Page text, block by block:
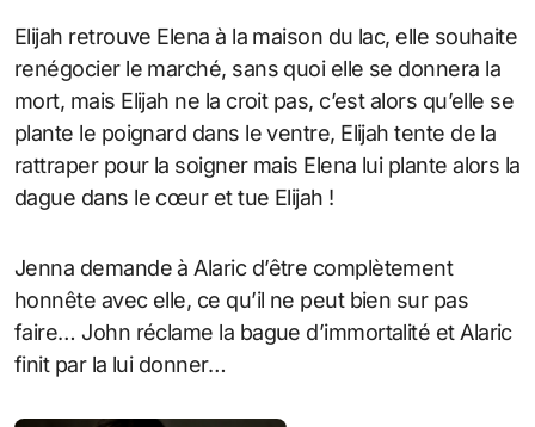
Elijah retrouve Elena à la maison du lac, elle souhaite
renégocier le marché, sans quoi elle se donnera la
mort, mais Elijah ne la croit pas, c’est alors qu’elle se
plante le poignard dans le ventre, Elijah tente de la
rattraper pour la soigner mais Elena lui plante alors la
dague dans le cœur et tue Elijah !
Jenna demande à Alaric d’être complètement
honnête avec elle, ce qu’il ne peut bien sur pas
faire… John réclame la bague d’immortalité et Alaric
finit par la lui donner…